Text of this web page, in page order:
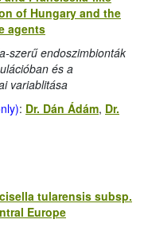
of Hungary and the
agents
szerű endoszimbionták
és a
variablitása
: Dr. Dán Ádám, Dr.
tularensis subsp.
Europe